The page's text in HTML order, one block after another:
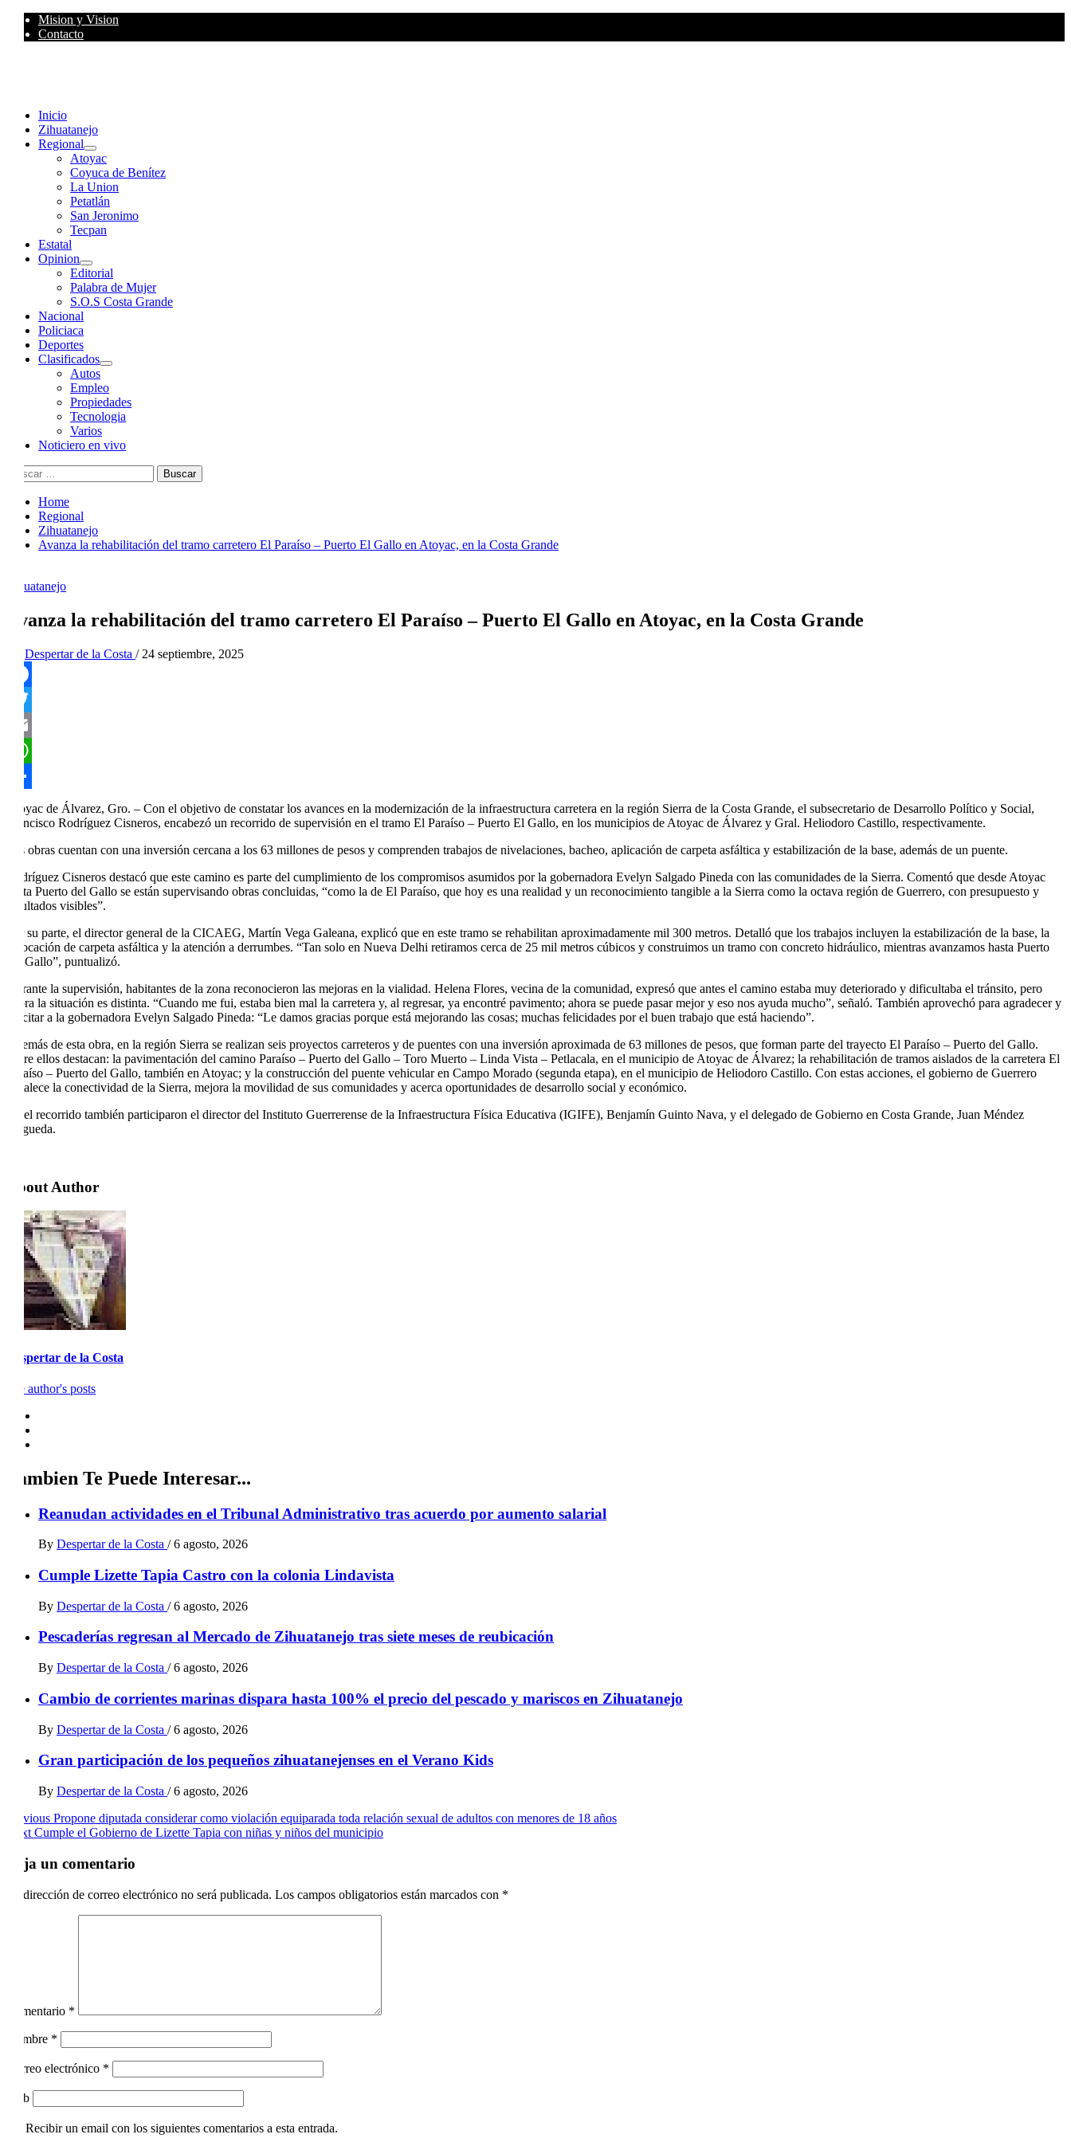
Skip
Mision y Vision
Contacto
Inicio
Zihuatanejo
Regional
Atoyac
Coyuca de Benítez
La Union
Petatlán
San Jeronimo
Tecpan
Estatal
Opinion
Editorial
Palabra de Mujer
S.O.S Costa Grande
Nacional
Policiaca
Deportes
Clasificados
Autos
Empleo
Propiedades
Tecnologia
Varios
Noticiero en vivo
Buscar:
Home
Regional
Zihuatanejo
Avanza la rehabilitación del tramo carretero El Paraíso – Puerto El Gallo en Atoyac, en la Costa Grande
Zihuatanejo
Avanza la rehabilitación del tramo carretero El Paraíso – Puerto El Gallo en Atoyac, en la Costa Grande
Despertar de la Costa / 24 septiembre, 2025
Facebook
Twitter
Email
WhatsApp
Compartir
Atoyac de Álvarez, Gro. – Con el objetivo de constatar los avances en la modernización de la infraestructura carretera en la región Sierra de la Costa Grande, el subsecretario de Desarrollo Político y Social,
Francisco Rodríguez Cisneros, encabezó un recorrido de supervisión en el tramo El Paraíso – Puerto El Gallo, en los municipios de Atoyac de Álvarez y Gral. Heliodoro Castillo, respectivamente.
Las obras cuentan con una inversión cercana a los 63 millones de pesos y comprenden trabajos de nivelaciones, bacheo, aplicación de carpeta asfáltica y estabilización de la base, además de un puente.
Rodríguez Cisneros destacó que este camino es parte del cumplimiento de los compromisos asumidos por la gobernadora Evelyn Salgado Pineda con las comunidades de la Sierra. Comentó que desde Atoyac
hasta Puerto del Gallo se están supervisando obras concluidas, “como la de El Paraíso, que hoy es una realidad y un reconocimiento tangible a la Sierra como la octava región de Guerrero, con presupuesto y
resultados visibles”.
Por su parte, el director general de la CICAEG, Martín Vega Galeana, explicó que en este tramo se rehabilitan aproximadamente mil 300 metros. Detalló que los trabajos incluyen la estabilización de la base, la
colocación de carpeta asfáltica y la atención a derrumbes. “Tan solo en Nueva Delhi retiramos cerca de 25 mil metros cúbicos y construimos un tramo con concreto hidráulico, mientras avanzamos hasta Puerto
del Gallo”, puntualizó.
Durante la supervisión, habitantes de la zona reconocieron las mejoras en la vialidad. Helena Flores, vecina de la comunidad, expresó que antes el camino estaba muy deteriorado y dificultaba el tránsito, pero
ahora la situación es distinta. “Cuando me fui, estaba bien mal la carretera y, al regresar, ya encontré pavimento; ahora se puede pasar mejor y eso nos ayuda mucho”, señaló. También aprovechó para agradecer y
felicitar a la gobernadora Evelyn Salgado Pineda: “Le damos gracias porque está mejorando las cosas; muchas felicidades por el buen trabajo que está haciendo”.
Además de esta obra, en la región Sierra se realizan seis proyectos carreteros y de puentes con una inversión aproximada de 63 millones de pesos, que forman parte del trayecto El Paraíso – Puerto del Gallo.
Entre ellos destacan: la pavimentación del camino Paraíso – Puerto del Gallo – Toro Muerto – Linda Vista – Petlacala, en el municipio de Atoyac de Álvarez; la rehabilitación de tramos aislados de la carretera El
Paraíso – Puerto del Gallo, también en Atoyac; y la construcción del puente vehicular en Campo Morado (segunda etapa), en el municipio de Heliodoro Castillo. Con estas acciones, el gobierno de Guerrero
fortalece la conectividad de la Sierra, mejora la movilidad de sus comunidades y acerca oportunidades de desarrollo social y económico.
En el recorrido también participaron el director del Instituto Guerrerense de la Infraestructura Física Educativa (IGIFE), Benjamín Guinto Nava, y el delegado de Gobierno en Costa Grande, Juan Méndez
Nogueda.
About Author
Despertar de la Costa
See author's posts
Tambien Te Puede Interesar...
Reanudan actividades en el Tribunal Administrativo tras acuerdo por aumento salarial
By Despertar de la Costa / 6 agosto, 2026
Cumple Lizette Tapia Castro con la colonia Lindavista
By Despertar de la Costa / 6 agosto, 2026
Pescaderías regresan al Mercado de Zihuatanejo tras siete meses de reubicación
By Despertar de la Costa / 6 agosto, 2026
Cambio de corrientes marinas dispara hasta 100% el precio del pescado y mariscos en Zihuatanejo
By Despertar de la Costa / 6 agosto, 2026
Gran participación de los pequeños zihuatanejenses en el Verano Kids
By Despertar de la Costa / 6 agosto, 2026
Post
navigation
Previous Propone diputada considerar como violación equiparada toda relación sexual de adultos con menores de 18 años
Next Cumple el Gobierno de Lizette Tapia con niñas y niños del municipio
Deja un comentario
Tu dirección de correo electrónico no será publicada. Los campos obligatorios están marcados con *
Comentario *
Nombre *
Correo electrónico *
Web
Recibir un email con los siguientes comentarios a esta entrada.